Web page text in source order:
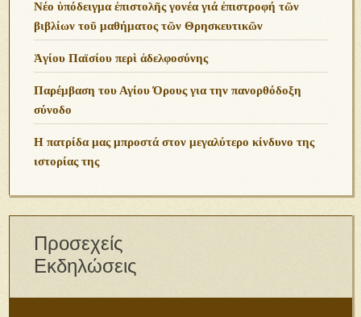
Νέο ὑπόδειγμα ἐπιστολῆς γονέα γιά ἐπιστροφή τῶν
βιβλίων τοῦ μαθήματος τῶν Θρησκευτικῶν
Ἁγίου Παϊσίου περὶ ἀδελφοσύνης
Παρέμβαση του Αγίου Όρους για την πανορθόδοξη
σύνοδο
Η πατρίδα μας μπροστά στον μεγαλύτερο κίνδυνο της
ιστορίας της
Προσεχείς
Εκδηλώσεις